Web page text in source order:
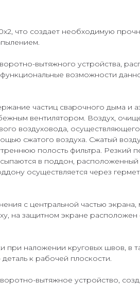
что создает необходимую
вытяжного устройства,
возможности
частиц сварочного дыма и
вентилятором. Воздух,
воздуховода,
сжатого воздуха. Сжатый
полость фильтра. Резкий
в поддон,
осуществляется через
с центральной частью экрана,
на защитном экране
наложении круговых швов, в
к рабочей плоскости.
вытяжное устройство,